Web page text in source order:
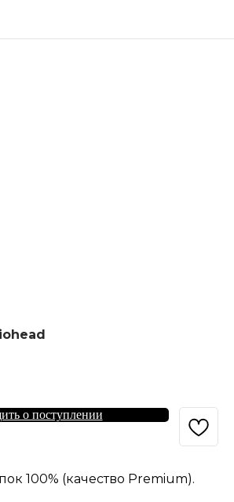
о поступлении
100% (качество Premium).